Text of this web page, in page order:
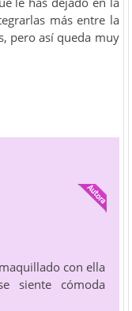
más entre la
pero así queda muy
con ella
siente cómoda